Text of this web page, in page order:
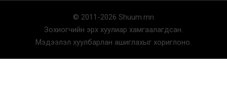
© 2011-2026 Shuum.mn
Зохиогчийн эрх хуулиар хамгаалагдсан.
Мэдээлэл хуулбарлан ашиглахыг хориглоно.